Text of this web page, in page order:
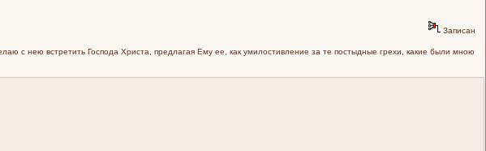
Записан
с нею встретить Господа Христа, предлагая Ему ее, как умилостивление за те постыдные грехи, какие были мною